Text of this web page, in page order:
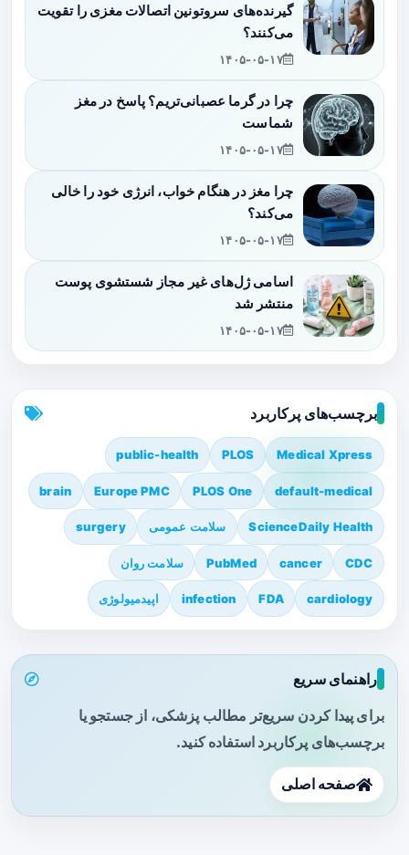
گیرنده‌های سروتونین اتصالات مغزی را تقویت
می‌کنند؟
۱۴۰۵-۰۵-۱۷
چرا در گرما عصبانی‌تریم؟ پاسخ در مغز
شماست
۱۴۰۵-۰۵-۱۷
چرا مغز در هنگام خواب، انرژی خود را خالی
می‌کند؟
۱۴۰۵-۰۵-۱۷
اسامی ژل‌های غیر مجاز شستشوی پوست
منتشر شد
۱۴۰۵-۰۵-۱۷
برچسب‌های پرکاربرد
Medical Xpress
PLOS
public-health
default-medical
PLOS One
Europe PMC
brain
ScienceDaily Health سلامت عمومی surgery
CDC
cancer
PubMed سلامت روان
cardiology
FDA
infection اپیدمیولوژی
راهنمای سریع
برای پیدا کردن سریع‌تر مطالب پزشکی، از جستجو یا
برچسب‌های پرکاربرد استفاده کنید.
صفحه اصلی